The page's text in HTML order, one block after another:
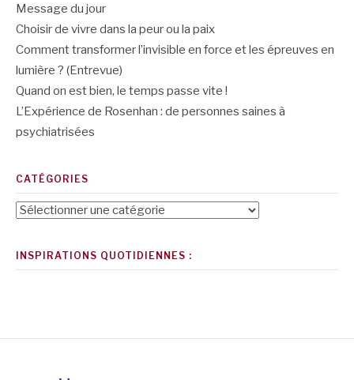
Message du jour
Choisir de vivre dans la peur ou la paix
Comment transformer l’invisible en force et les épreuves en
lumière ? (Entrevue)
Quand on est bien, le temps passe vite !
L’Expérience de Rosenhan : de personnes saines à
psychiatrisées
CATÉGORIES
Catégories
INSPIRATIONS QUOTIDIENNES :